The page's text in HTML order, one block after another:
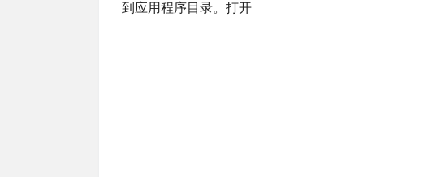
到应用程序目录。打开